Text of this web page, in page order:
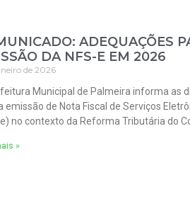
ADEQUAÇÕES
DA NFS-E EM 2026
de 2026
Municipal de Palmeira informa as
emissão de Nota Fiscal de Serviços
no contexto da Reforma Tributária do
»